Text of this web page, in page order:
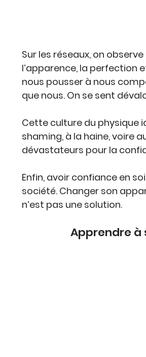
Sur les réseaux, on
l’apparence, la perfection
nous pousser à nous
que nous. On se sent
Cette culture du physique
shaming, à la haine, voire
dévastateurs pour la
Enfin, avoir confiance en
société. Changer son
n’est pas une solution.
Apprendre à